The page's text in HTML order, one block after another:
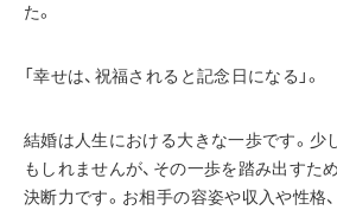
た。
「幸せは、祝福されると記念日になる」。
結婚は人生における大きな一歩です。少
もしれませんが、その一歩を踏み出すた
決断力です。お相手の容姿や収入や性格